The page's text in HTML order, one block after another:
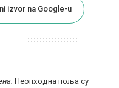
izvor na Google-u
Неопходна поља су